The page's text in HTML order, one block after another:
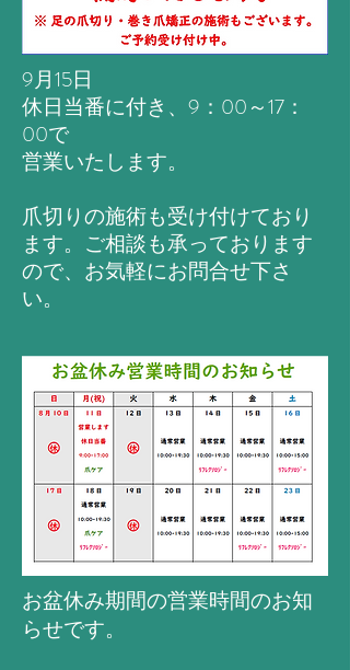
9月15日
休日当番に付き、9：00～17：
00で
営業いたします。
​爪切りの施術も受け付けており
ます。ご相談も承っております
ので、お気軽にお問合せ下さ
い。
お盆休み期間の営業時間のお知
らせです。